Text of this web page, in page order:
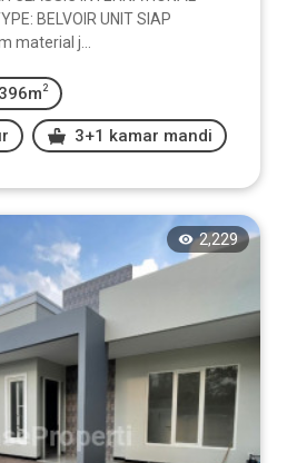
BELVOIR UNIT SIAP
material j...
396m 2
3+1 kamar mandi
2,229